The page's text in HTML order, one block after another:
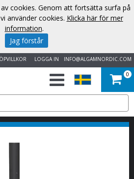
INFO@ALGAMNORDIC.COM
LOGGA IN
0
cookies. Genom att fortsätta surfa på
använder cookies. Klicka här för mer
information.
Jag förstår